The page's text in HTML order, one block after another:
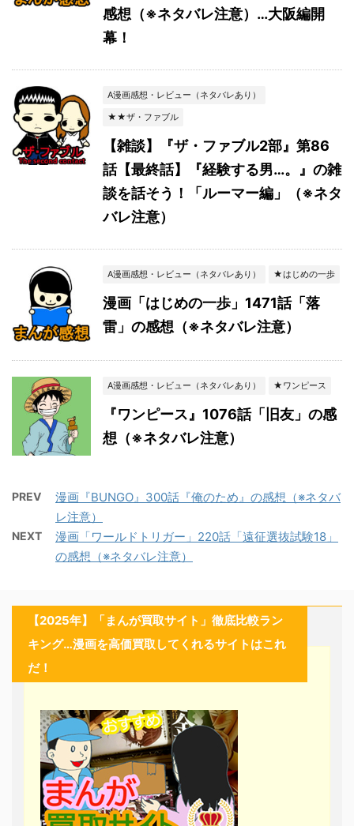
感想（※ネタバレ注意）…大阪編開
幕！
A漫画感想・レビュー（ネタバレあり）
★★ザ・ファブル
【雑談】『ザ・ファブル2部』第86
話【最終話】『経験する男…。』の雑
談を話そう！「ルーマー編」（※ネタ
バレ注意）
A漫画感想・レビュー（ネタバレあり） ★はじめの一歩
漫画「はじめの一歩」1471話「落
雷」の感想（※ネタバレ注意）
A漫画感想・レビュー（ネタバレあり） ★ワンピース
『ワンピース』1076話「旧友」の感
想（※ネタバレ注意）
PREV
漫画『BUNGO』300話『俺のため』の感想（※ネタバ
レ注意）
NEXT
漫画「ワールドトリガー」220話「遠征選抜試験18」
の感想（※ネタバレ注意）
【2025年】「まんが買取サイト」徹底比較ラン
キング…漫画を高価買取してくれるサイトはこれ
だ！